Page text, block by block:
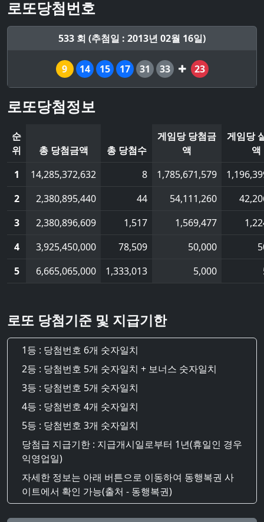
로또당첨번호
533 회 (추첨일 : 2013년 02월 16일)
9 14 15 17 31 33 23
로또당첨정보
순
위
총 당첨금액 총 당첨수
게임당 당첨금
액
게임당
액
1
14,285,372,632 8 1,785,671,579
2
2,380,895,440 44 54,111,260
3
2,380,896,609 1,517 1,569,477
4
3,925,450,000 78,509 50,000
5
6,665,065,000 1,333,013 5,000
로또 당첨기준 및 지급기한
1등 : 당첨번호 6개 숫자일치
2등 : 당첨번호 5개 숫자일치 + 보너스 숫자일치
3등 : 당첨번호 5개 숫자일치
4등 : 당첨번호 4개 숫자일치
5등 : 당첨번호 3개 숫자일치
당첨급 지급기한 : 지급개시일로부터 1년(휴일인 경우
익영업일)
자세한 정보는 아래 버튼으로 이동하여 동행복권 사
이트에서 확인 가능(출처 - 동행복권)